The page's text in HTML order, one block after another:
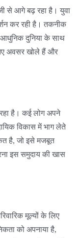
से आगे बढ़ रहा है। युवा
कर रही है। तकनीक
दुनिया के साथ
अवसर खोले हैं और
रहा है। कई लोग अपने
विकास में भाग लेते
है, जो इसे मजबूत
इस समुदाय की खास
मूल्यों के लिए
को अपनाया है,